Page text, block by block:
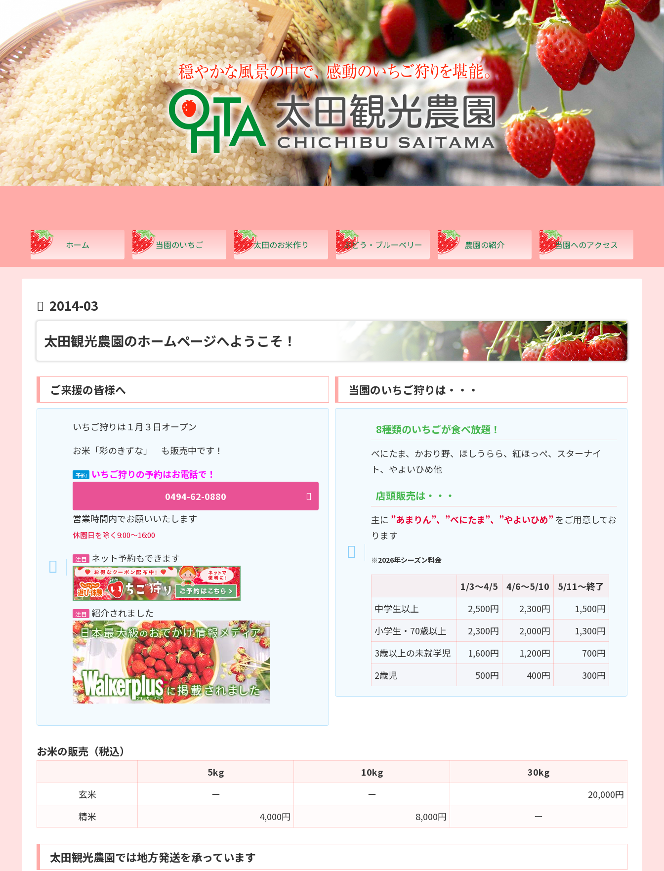
ホーム 当園のいちご 太田のお米作り ぶどう・ブルーベリー 農園の紹介 当園へのアクセス
2014-03
太田観光農園のホームページへようこそ！
ご来援の皆様へ
いちご狩りは１月３日オープン
お米「彩のきずな」 も販売中です！
予約 いちご狩りの予約はお電話で！
0494-62-0880
営業時間内でお願いいたします
休園日を除く9:00～16:00
注目 ネット予約もできます
注目 紹介されました
当園のいちご狩りは・・・
8種類のいちごが食べ放題！
べにたま、かおり野、ほしうらら、紅ほっぺ、スターナイ
ト、やよいひめ他
店頭販売は・・・
主に ”あまりん”、”べにたま”、”やよいひめ”をご用意してお
ります
※2026年シーズン料金
1/3～4/5 4/6～5/10
5/11～終了
中学生以上
2,500円 2,300円
1,500円
小学生・70歳以上
2,300円 2,000円
1,300円
3歳以上の未就学児
1,600円 1,200円
700円
2歳児
500円 400円 300円
お米の販売（税込）
5kg 10kg
30kg
玄米
ー ー
20,000円
精米
4,000円 8,000円 ー
太田観光農園では地方発送を承っています